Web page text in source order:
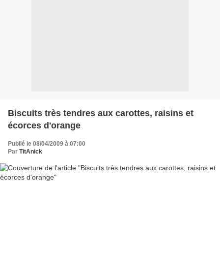
Biscuits très tendres aux carottes, raisins et
écorces d'orange
Publié le 08/04/2009 à 07:00
Par TitAnick